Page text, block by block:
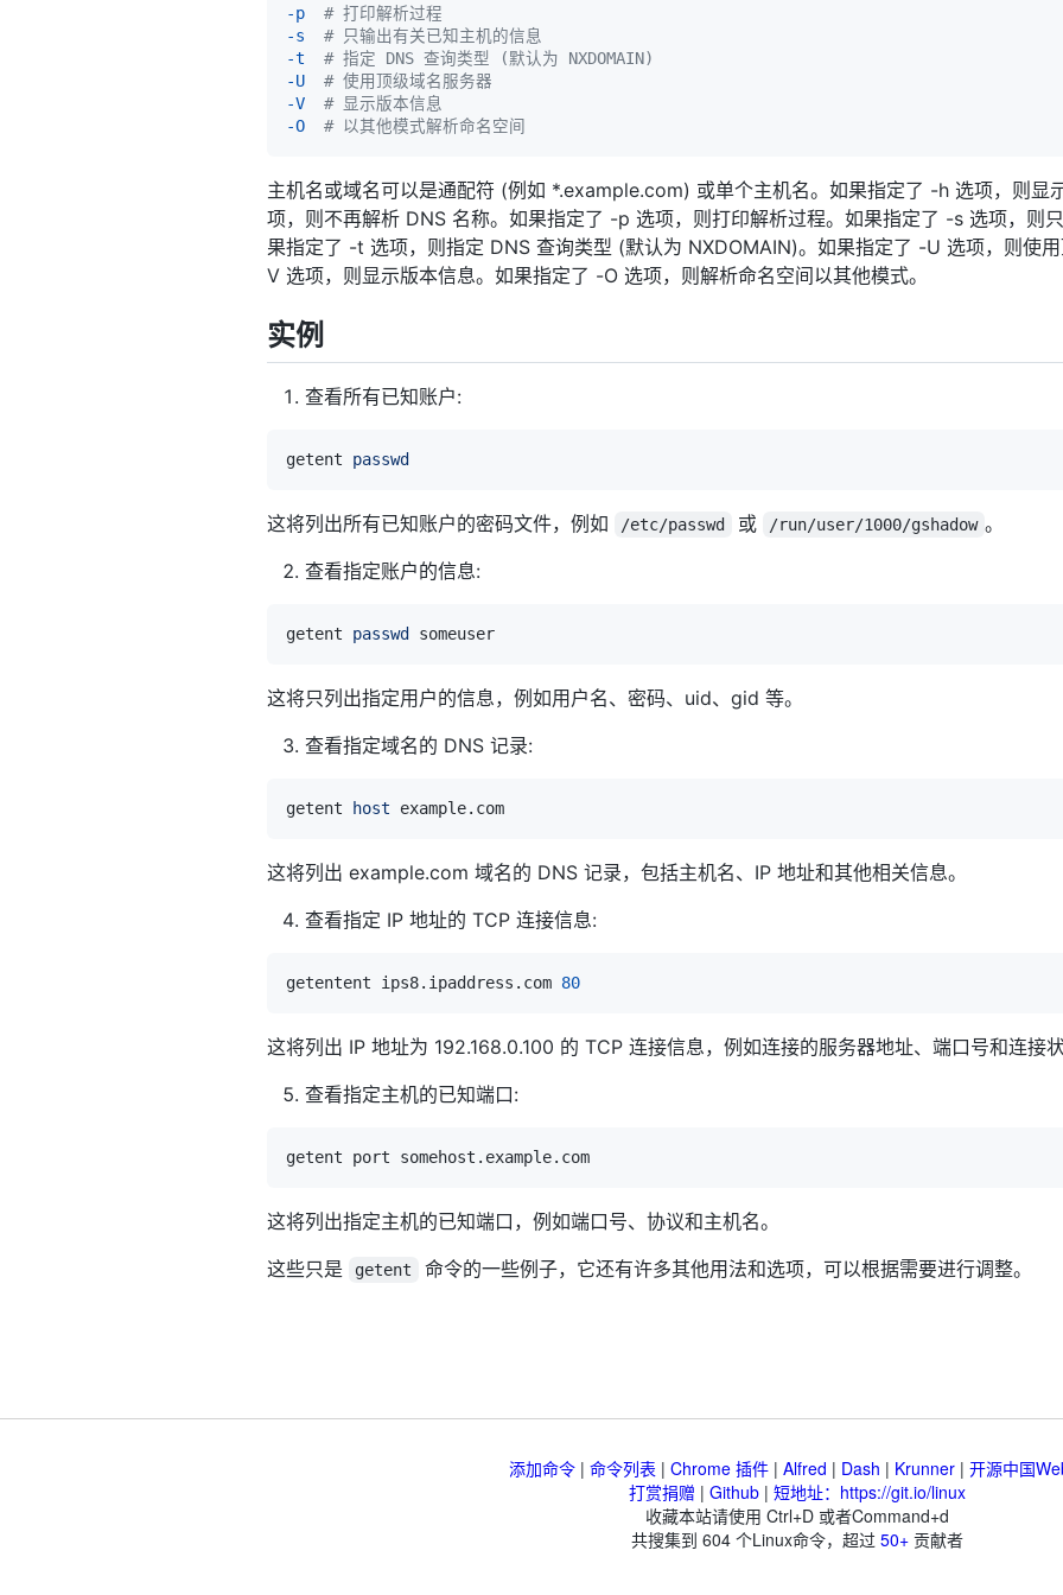
-p
# 打印解析过程
-s
# 只输出有关已知主机的信息
-t
# 指定 DNS 查询类型 (默认为 NXDOMAIN)
-U
# 使用顶级域名服务器
-V
# 显示版本信息
-O
# 以其他模式解析命名空间
主机名或域名可以是通配符 (例如 *.example.com) 或单个主机名。如果指定了 -h 选项，则显
项，则不再解析 DNS 名称。如果指定了 -p 选项，则打印解析过程。如果指定了 -s 选项，则
果指定了 -t 选项，则指定 DNS 查询类型 (默认为 NXDOMAIN)。如果指定了 -U 选项，则使
V 选项，则显示版本信息。如果指定了 -O 选项，则解析命名空间以其他模式。
实例
查看所有已知账户:
getent passwd
这将列出所有已知账户的密码文件，例如 /etc/passwd 或 /run/user/1000/gshadow 。
查看指定账户的信息:
getent passwd
这将只列出指定用户的信息，例如用户名、密码、uid、gid 等。
查看指定域名的 DNS 记录:
getent host
这将列出 example.com 域名的 DNS 记录，包括主机名、IP 地址和其他相关信息。
查看指定 IP 地址的 TCP 连接信息:
getentent ips8.ipaddress.com 80
这将列出 IP 地址为 192.168.0.100 的 TCP 连接信息，例如连接的服务器地址、端口号和连接
查看指定主机的已知端口:
这将列出指定主机的已知端口，例如端口号、协议和主机名。
这些只是
getent 命令的一些例子，它还有许多其他用法和选项，可以根据需要进行调整。
添加命令| 命令列表 | Chrome 插件| Alfred | Dash | Krunner| 开源中国
打赏捐赠 | Github | 短地址：https://git.io/linux
收藏本站请使用 Ctrl+D 或者Command+d
共搜集到 604 个Linux命令，超过 50+ 贡献者